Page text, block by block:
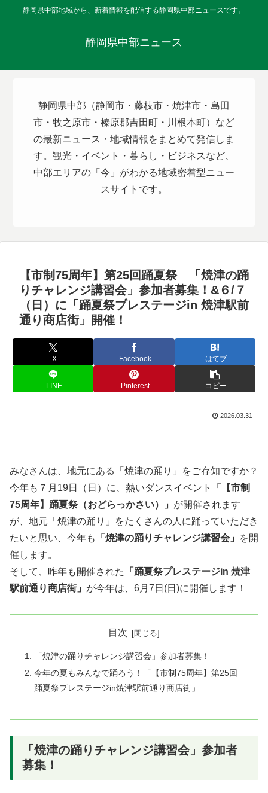
静岡県中部地域から、新着情報を配信する静岡県中部ニュースです。
静岡県中部ニュース
静岡県中部（静岡市・藤枝市・焼津市・島田
市・牧之原市・榛原郡吉田町・川根本町）など
の最新ニュース・地域情報をまとめて発信しま
す。観光・イベント・暮らし・ビジネスなど、
中部エリアの「今」がわかる地域密着型ニュー
スサイトです。
【市制75周年】第25回踊夏祭 「焼津の踊
りチャレンジ講習会」参加者募集！&６/７
（日）に「踊夏祭プレステージin 焼津駅前
通り商店街」開催！
X Facebook はてブ
LINE Pinterest コピー
2026.03.31
みなさんは、地元にある「焼津の踊り」をご存知ですか？
今年も７月19日（日）に、熱いダンスイベント
「【市制
75周年】踊夏祭（おどらっかさい）」 が開催されます
が、地元「焼津の踊り」をたくさんの人に踊っていただき
たいと思い、今年も
「焼津の踊りチャレンジ講習会」
を開
催します。
そして、昨年も開催された
「踊夏祭プレステージin 焼津
駅前通り商店街」 が今年は、6月7日(日)に開催します！
目次
「焼津の踊りチャレンジ講習会」参加者募集！
今年の夏もみんなで踊ろう！「【市制75周年】第25回
踊夏祭プレステージin焼津駅前通り商店街」
「焼津の踊りチャレンジ講習会」参加者
募集！